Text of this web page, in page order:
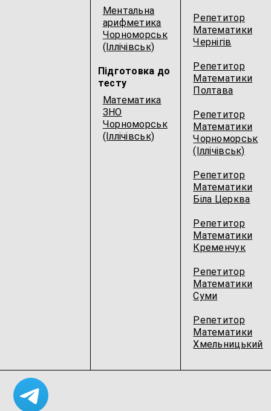
Ментальна
арифметика
Чорноморськ
(Іллічівськ)
Підготовка до
тесту
Математика
ЗНО
Чорноморськ
(Іллічівськ)
Репетитор
Математики
Чернігів
Репетитор
Математики
Полтава
Репетитор
Математики
Чорноморськ
(Іллічівськ)
Репетитор
Математики
Біла Церква
Репетитор
Математики
Кременчук
Репетитор
Математики
Суми
Репетитор
Математики
Хмельницький